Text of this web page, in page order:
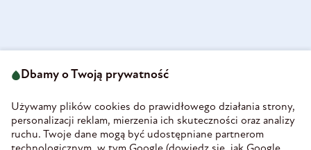
58-160 Świebodzice
REGON 890213034
INFORMACJE
Dbamy o Twoją prywatność
Używamy plików cookies do prawidłowego działania strony,
personalizacji reklam, mierzenia ich skuteczności oraz analizy
ruchu. Twoje dane mogą być udostępniane partnerom